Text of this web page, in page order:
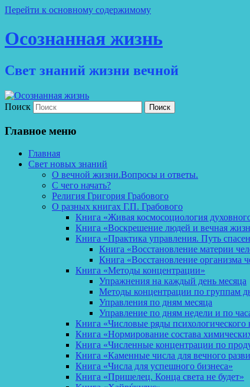
Перейти к основному содержимому
Осознанная жизнь
Свет знаний жизни вечной
Поиск
Главное меню
Главная
Свет новых знаний
О вечной жизни.Вопросы и ответы.
С чего начать?
Религия Григория Грабового
О разных книгах Г.П. Грабового
Книга «Живая космосоциология
Книга «Воскрешение людей и вечная
Книга «Практика управления. Путь
Книга «Восстановление материи
Книга «Восстановление организма
Книга «Методы концентрации»
Упражнения на каждый день месяца
Методы концентрации по группам
Управления по дням месяца
Управление по дням недели и по
Книга «Числовые ряды психологического
Книга «Нормирование состава
Книга «Численные концентрации по
Книга «Каменные числа для вечного
Книга «Числа для успешного бизнеса»
Книга «Пришелец. Конца света не будет»